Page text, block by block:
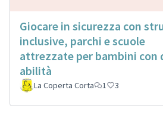
Giocare in sicurezza con
inclusive, parchi e scuole
attrezzate per bambini con
abilità
La Coperta Corta 1 3